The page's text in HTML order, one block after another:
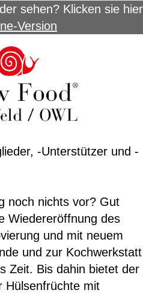
sehen? Klicken sie
Version
-Unterstützer und -
noch nichts vor? Gut
Wiedereröffnung des
und mit neuem
und zur Kochwerkstatt
Zeit. Bis dahin bietet der
Hülsenfrüchte mit